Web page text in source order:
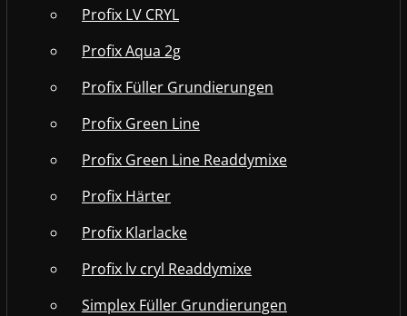
Profix LV CRYL
Profix Aqua 2g
Profix Füller Grundierungen
Profix Green Line
Profix Green Line Readdymixe
Profix Härter
Profix Klarlacke
Profix lv cryl Readdymixe
Simplex Füller Grundierungen